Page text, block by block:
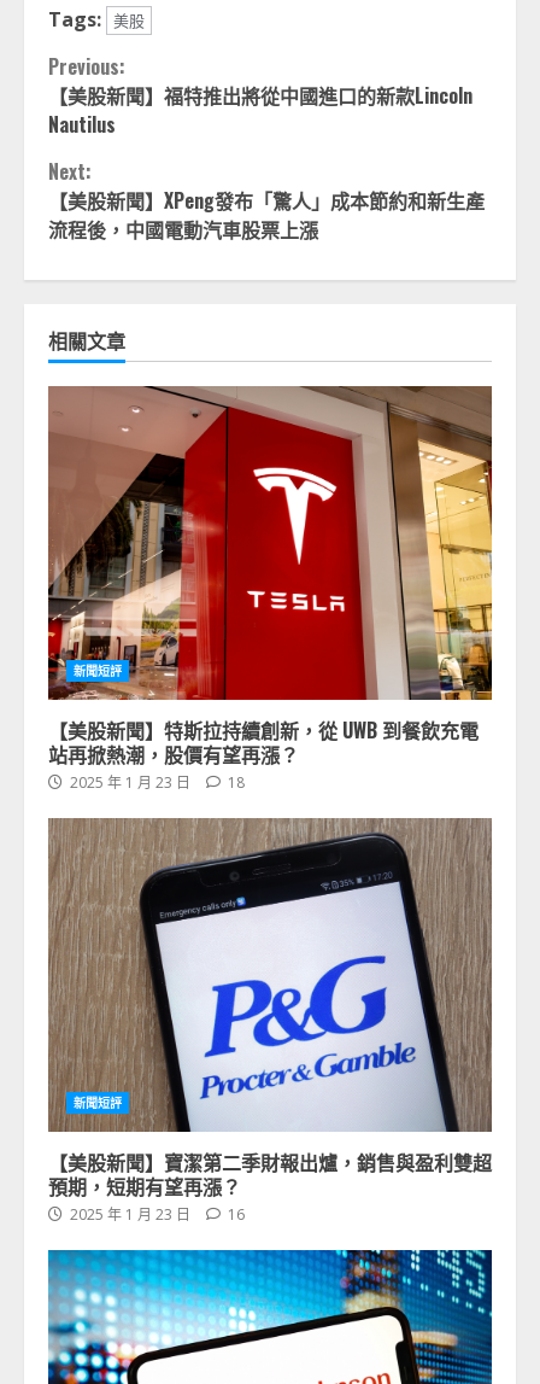
Tags: 美股
Continue
Reading
Previous:
【美股新聞】福特推出將從中國進口的新款Lincoln
Nautilus
Next:
【美股新聞】XPeng發布「驚人」成本節約和新生產
流程後，中國電動汽車股票上漲
相關文章
新聞短評
【美股新聞】特斯拉持續創新，從 UWB 到餐飲充電
站再掀熱潮，股價有望再漲？
2025 年 1 月 23 日 18
新聞短評
【美股新聞】寶潔第二季財報出爐，銷售與盈利雙超
預期，短期有望再漲？
2025 年 1 月 23 日 16